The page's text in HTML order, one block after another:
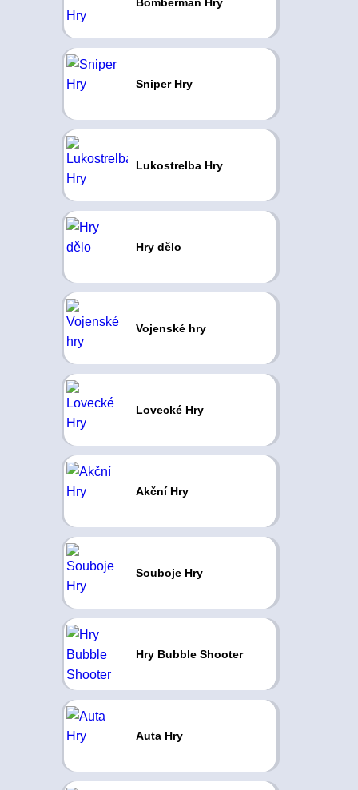
Sniper Hry
Lukostrelba Hry
Hry dělo
Vojenské hry
Lovecké Hry
Akční Hry
Souboje Hry
Hry Bubble Shooter
Auta Hry